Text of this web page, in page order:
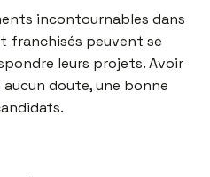
incontournables dans
franchisés peuvent se
leurs projets. Avoir
doute, une bonne